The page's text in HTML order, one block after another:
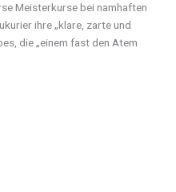
Meisterkurse bei namhaften
ihre „klare, zarte und
die „einem fast den Atem